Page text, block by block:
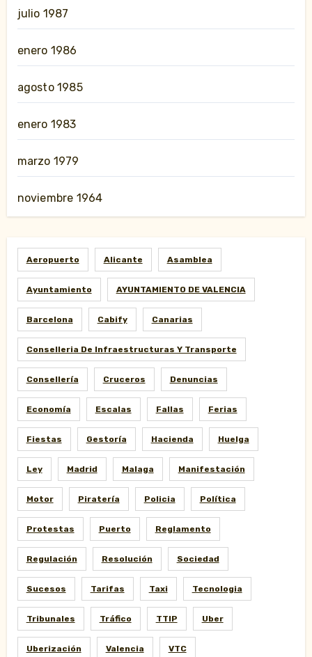
julio 1987
enero 1986
agosto 1985
enero 1983
marzo 1979
noviembre 1964
Aeropuerto Alicante Asamblea
Ayuntamiento AYUNTAMIENTO DE VALENCIA
Barcelona Cabify Canarias
Conselleria De Infraestructuras Y Transporte
Consellería Cruceros Denuncias
Economía Escalas Fallas Ferias
Fiestas Gestoría Hacienda Huelga
Ley Madrid Malaga Manifestación
Motor Piratería Policia Política
Protestas Puerto Reglamento
Regulación Resolución Sociedad
Sucesos Tarifas Taxi Tecnologia
Tribunales Tráfico TTIP Uber
Uberización Valencia VTC